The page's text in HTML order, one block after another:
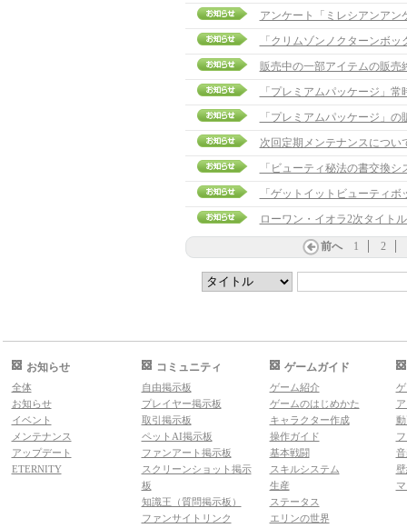
アンケート「ミレシアンアン
「クリムゾンノクターンボ
販売中の一部アイテムの販売
「プレミアムパッケージ」
「プレミアムパッケージ」
次回定期メンテナンスについ
「ビューティ秘法の書交換
「ゲットイットビューティ
ローワン・イオラ2次タイト
前へ 1 2
お知らせ
全体
お知らせ
イベント
メンテナンス
アップデート
ETERNITY
コミュニティ
自由掲示板
プレイヤー掲示板
取引掲示板
ペットAI掲示板
ファンアート掲示板
スクリーンショット掲示
板
知識王（質問掲示板）
ファンサイトリンク
ゲームガイド
ゲーム紹介
ゲームのはじめかた
キャラクター作成
操作ガイド
基本戦闘
スキルシステム
生産
ステータス
エリンの世界